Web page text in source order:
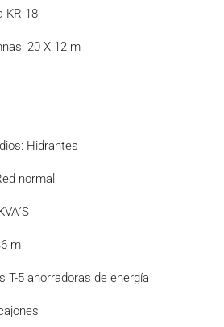
KR-18
20 X 12 m
Hidrantes
normal
m
T-5 ahorradoras de energía